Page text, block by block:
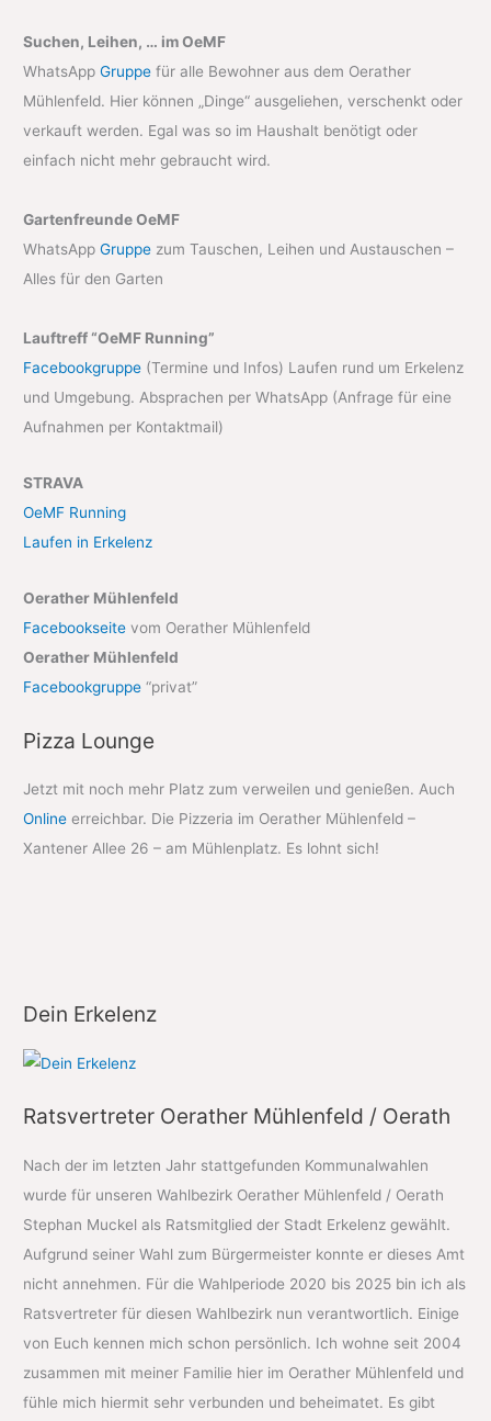
Suchen, Leihen, … im OeMF
WhatsAppGruppe für alle Bewohner aus dem Oerather
Mühlenfeld. Hier können „Dinge“ ausgeliehen, verschenkt oder
verkauft werden. Egal was so im Haushalt benötigt oder
einfach nicht mehr gebraucht wird.
Gartenfreunde OeMF
WhatsAppGruppe zum Tauschen, Leihen und Austauschen –
Alles für den Garten
Lauftreff “OeMF Running”
Facebookgruppe (Termine und Infos) Laufen rund um Erkelenz
und Umgebung. Absprachen per WhatsApp (Anfrage für eine
Aufnahmen per Kontaktmail)
STRAVA
OeMF Running
Laufen in Erkelenz
Oerather Mühlenfeld
Facebookseite vom Oerather Mühlenfeld
Oerather Mühlenfeld
Facebookgruppe “privat”
Pizza Lounge
Jetzt mit noch mehr Platz zum verweilen und genießen. Auch
Online erreichbar. Die Pizzeria im Oerather Mühlenfeld –
Xantener Allee 26 – am Mühlenplatz. Es lohnt sich!
Dein Erkelenz
Ratsvertreter Oerather Mühlenfeld / Oerath
Nach der im letzten Jahr stattgefunden Kommunalwahlen
wurde für unseren Wahlbezirk Oerather Mühlenfeld / Oerath
Stephan Muckel als Ratsmitglied der Stadt Erkelenz gewählt.
Aufgrund seiner Wahl zum Bürgermeister konnte er dieses Amt
nicht annehmen. Für die Wahlperiode 2020 bis 2025 bin ich als
Ratsvertreter für diesen Wahlbezirk nun verantwortlich. Einige
von Euch kennen mich schon persönlich. Ich wohne seit 2004
zusammen mit meiner Familie hier im Oerather Mühlenfeld und
fühle mich hiermit sehr verbunden und beheimatet. Es gibt